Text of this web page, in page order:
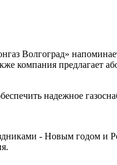
Волгоград»
компания предлагает
надежное
- Новым годом и